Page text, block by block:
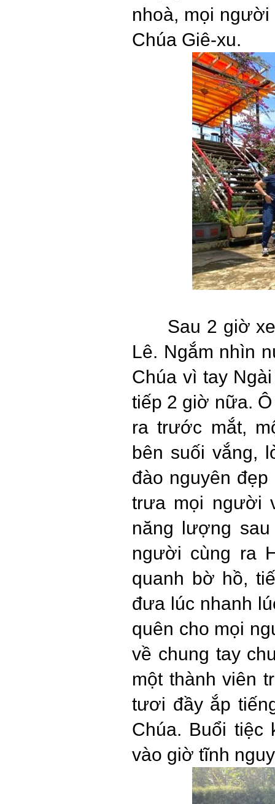
nhoà, mọi
Chúa Giê-xu.
Sau 2 giờ
Lê. Ngắm nhìn
Chúa vì tay
tiếp 2 giờ nữa.
ra trước mắt,
bên suối vắng,
đào nguyên
trưa mọi người
năng lượng
người cùng ra
quanh bờ hồ,
đưa lúc nhanh
quên cho mọi
về chung tay
một thành viên
tươi đầy ắp
Chúa. Buổi tiệc
vào giờ tĩnh